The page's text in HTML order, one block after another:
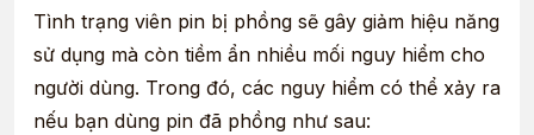
Tình trạng viên pin bị phồng sẽ gây giảm hiệu năng
sử dụng mà còn tiềm ẩn nhiều mối nguy hiểm cho
người dùng. Trong đó, các nguy hiểm có thể xảy ra
nếu bạn dùng pin đã phồng như sau: